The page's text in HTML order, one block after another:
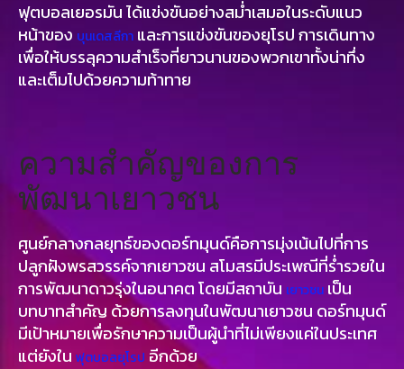
ฟุตบอลเยอรมัน ได้แข่งขันอย่างสม่ำเสมอในระดับแนว
หน้าของ บุนเดสลีกา และการแข่งขันของยุโรป การเดินทาง
เพื่อให้บรรลุความสำเร็จที่ยาวนานของพวกเขาทั้งน่าทึ่ง
และเต็มไปด้วยความท้าทาย
ความสำคัญของการ
พัฒนาเยาวชน
ศูนย์กลางกลยุทธ์ของดอร์ทมุนด์คือการมุ่งเน้นไปที่การ
ปลูกฝังพรสวรรค์จากเยาวชน สโมสรมีประเพณีที่ร่ำรวยใน
การพัฒนาดาวรุ่งในอนาคต โดยมีสถาบัน เยาวชน เป็น
บทบาทสำคัญ ด้วยการลงทุนในพัฒนาเยาวชน ดอร์ทมุนด์
มีเป้าหมายเพื่อรักษาความเป็นผู้นำที่ไม่เพียงแค่ในประเทศ
แต่ยังใน ฟุตบอลยุโรป อีกด้วย